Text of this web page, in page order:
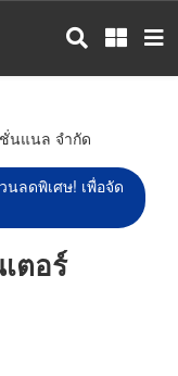
นแนล จำกัด
ลดพิเศษ! เพื่อจัด
ตอร์